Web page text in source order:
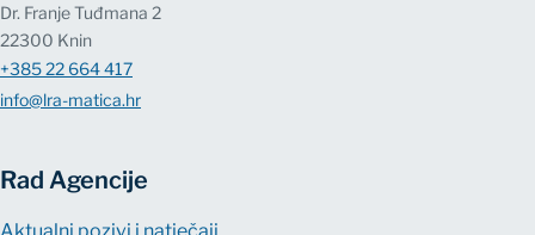
Dr. Franje Tuđmana 2
22300 Knin
+385 22 664 417
info@lra-matica.hr
Rad Agencije